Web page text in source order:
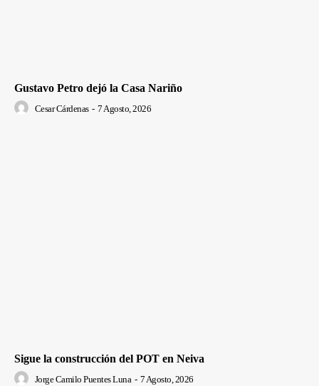
Gustavo Petro dejó la Casa Nariño
Cesar Cárdenas - 7 Agosto, 2026
Sigue la construcción del POT en Neiva
Jorge Camilo Puentes Luna - 7 Agosto, 2026